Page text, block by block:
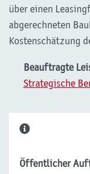
über einen
abgerechneten
Kostenschätzung
Beauftragte
Strategische
Öffentlicher